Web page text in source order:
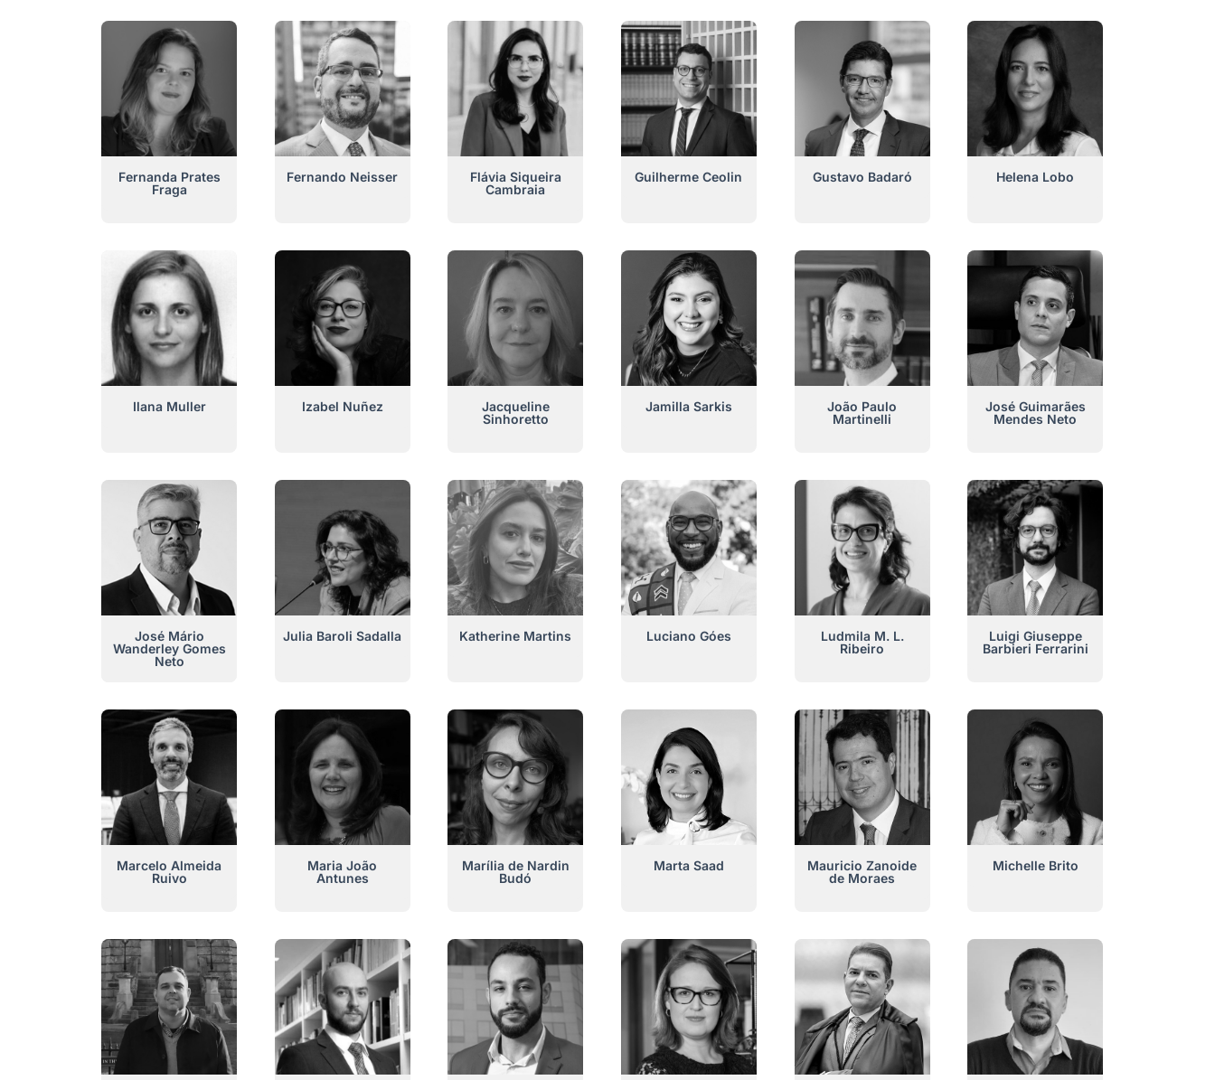
Fernanda Prates
Fraga
Fernando Neisser
Flávia Siqueira
Cambraia
Guilherme Ceolin Gustavo Badaró Helena Lobo
Ilana Muller Izabel Nuñez
Jacqueline
Sinhoretto
Jamilla Sarkis
João Paulo
Martinelli
José Guimarães
Mendes Neto
José Mário
Wanderley Gomes
Neto
Julia Baroli Sadalla Katherine Martins Luciano Góes
Ludmila M. L.
Ribeiro
Luigi Giuseppe
Barbieri Ferrarini
Marcelo Almeida
Ruivo
Maria João
Antunes
Marília de Nardin
Budó
Marta Saad
Mauricio Zanoide
de Moraes
Michelle Brito